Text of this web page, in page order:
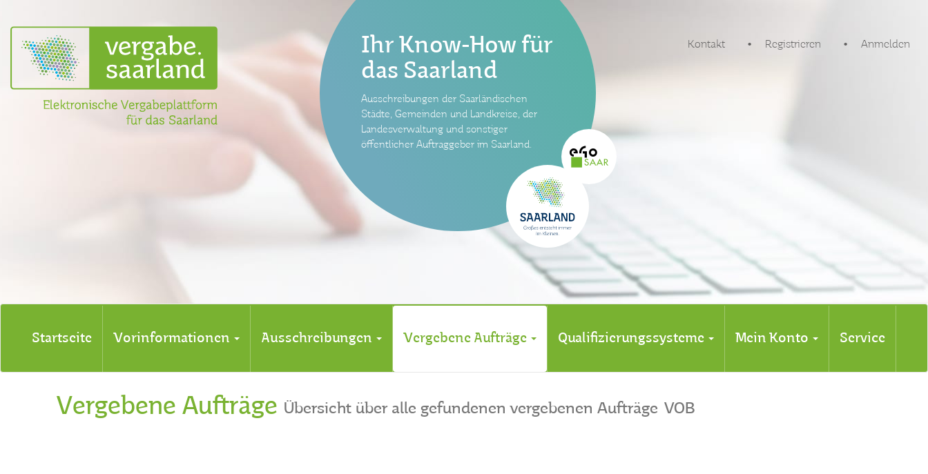
Ihr Know-How für
das Saarland
Ausschreibungen der Saarländischen
Städte, Gemeinden und Landkreise, der
Landesverwaltung und sonstiger
öffentlicher Auftraggeber im Saarland.
Kontakt Registrieren Anmelden
Startseite Vorinformationen Ausschreibungen Vergebene Aufträge Qualifizierungssysteme Mein Konto Service
Vergebene Aufträge Übersicht über alle gefundenen vergebenen Aufträge VOB